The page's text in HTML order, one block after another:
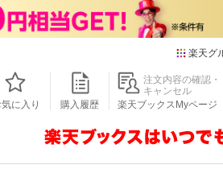
楽天グ
気に入り 購入履歴
注文内容の確認・
キャンセル
楽天ブックスMyページ